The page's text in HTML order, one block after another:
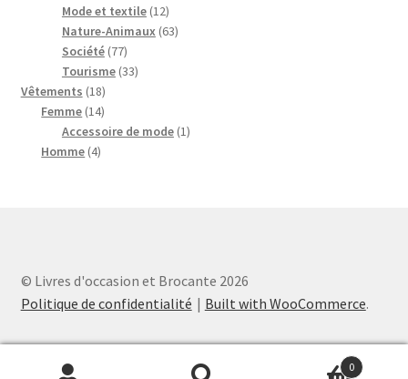
produits
Mode et textile 1212
produits
Nature-Animaux 6363
Société 7777
produits
Tourisme 3333
Vêtements 1818
produits
Femme 1414
produits
Accessoire de mode 11
Homme 44
© Livres d'occasion et Brocante 2026
Politique de confidentialité
Built with WooCommerce.
0